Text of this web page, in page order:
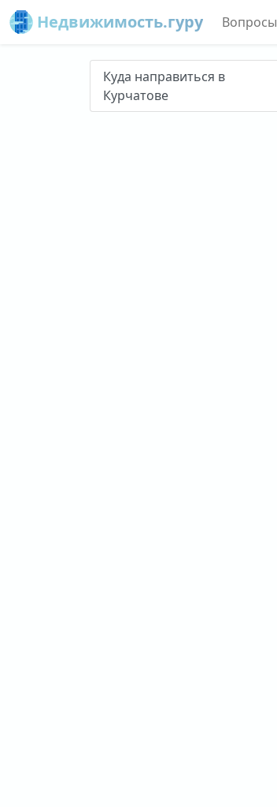
Недвижимость.гуру Вопросы
Куда направиться в
Курчатове